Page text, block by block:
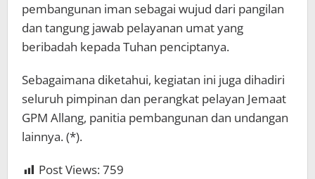
pembangunan iman sebagai wujud dari pangilan
dan tangung jawab pelayanan umat yang
beribadah kepada Tuhan penciptanya.
Sebagaimana diketahui, kegiatan ini juga dihadiri
seluruh pimpinan dan perangkat pelayan Jemaat
GPM Allang, panitia pembangunan dan undangan
lainnya. (*).
Post Views:759